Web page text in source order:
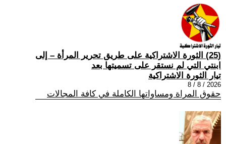
(25) الثورة الاشتراكية على طريق تحرير المرأة – إلى
ابنتي التي لم نستقر على تسميتها بعد
تيار الثورة الاشتراكية
2026 / 8 / 8
حقوق المراة ومساواتها الكاملة في كافة المجالات